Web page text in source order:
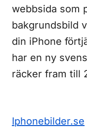
webbsida som
bakgrundsbild
din iPhone
har en ny
räcker fram till
Iphonebilder.se